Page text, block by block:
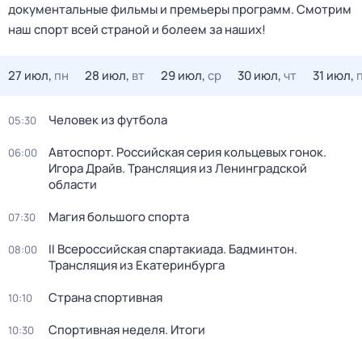
документальные фильмы и премьеры программ. Смотрим
наш спорт всей страной и болеем за наших!
27 июл, пн 28 июл, вт 29 июл,ср 30 июл,чт 31 июл,
05:30 Человек из футбола
06:00
Автоспорт. Российская серия кольцевых гонок.
Игора Драйв. Трансляция из Ленинградской
области
07:30 Магия большого спорта
08:00
II Всероссийская спартакиада. Бадминтон.
Трансляция из Екатеринбурга
10:10 Страна спортивная
10:30 Спортивная неделя. Итоги